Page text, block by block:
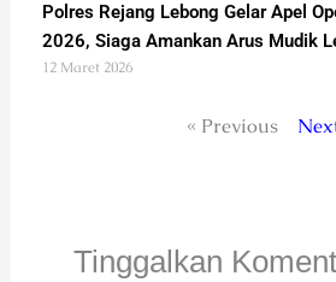
Polres Rejang Lebong Gelar Apel
2026, Siaga Amankan Arus Mudik
12 Maret 2026
« Previous
Tinggalkan